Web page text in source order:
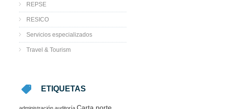
REPSE
RESICO
Servicios especializados
Travel & Tourism
ETIQUETAS